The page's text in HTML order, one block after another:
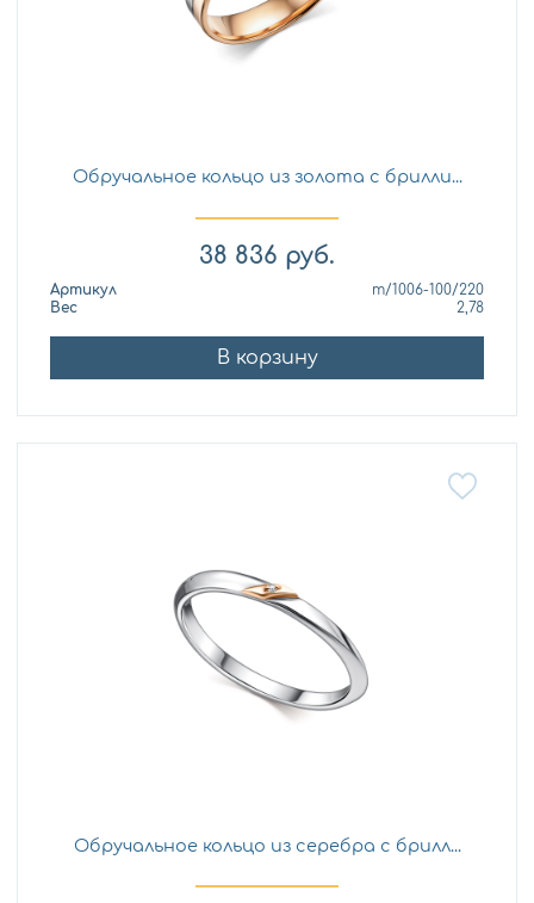
Обручальное кольцо из золота с брилли...
38 836 руб.
Артикул
т/1006-100/220
Вес
2,78
В корзину
Обручальное кольцо из серебра с брилл...